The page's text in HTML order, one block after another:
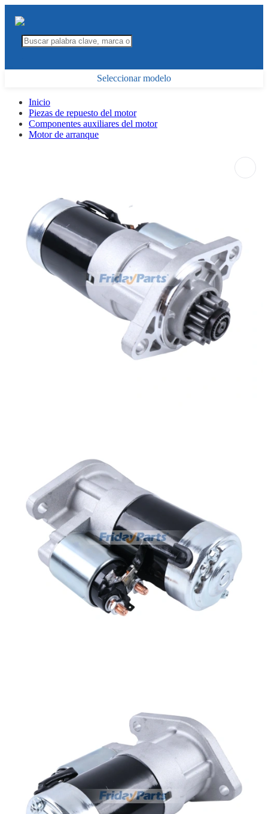
Seleccionar modelo
Inicio
Piezas de repuesto del motor
Componentes auxiliares del motor
Motor de arranque